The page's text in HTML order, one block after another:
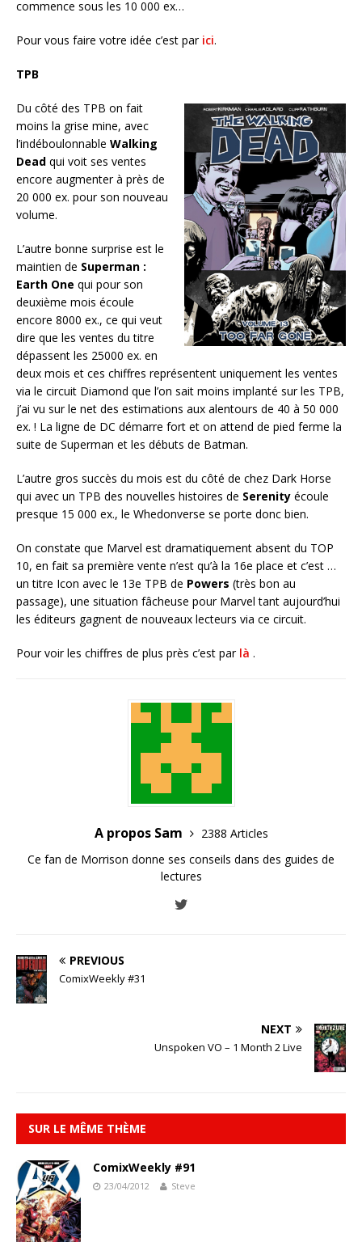
commence sous les 10 000 ex…
Pour vous faire votre idée c’est par ici.
TPB
Du côté des TPB on fait
moins la grise mine, avec
l’indéboulonnable Walking
Dead qui voit ses ventes
encore augmenter à près de
20 000 ex. pour son nouveau
volume.
L’autre bonne surprise est le
maintien de Superman :
Earth One qui pour son
deuxième mois écoule
encore 8000 ex., ce qui veut
dire que les ventes du titre
dépassent les 25000 ex. en
deux mois et ces chiffres représentent uniquement les ventes
via le circuit Diamond que l’on sait moins implanté sur les TPB,
j’ai vu sur le net des estimations aux alentours de 40 à 50 000
ex. ! La ligne de DC démarre fort et on attend de pied ferme la
suite de Superman et les débuts de Batman.
L’autre gros succès du mois est du côté de chez Dark Horse
qui avec un TPB des nouvelles histoires de Serenity écoule
presque 15 000 ex., le Whedonverse se porte donc bien.
On constate que Marvel est dramatiquement absent du TOP
10, en fait sa première vente n’est qu’à la 16e place et c’est …
un titre Icon avec le 13e TPB de Powers (très bon au
passage), une situation fâcheuse pour Marvel tant aujourd’hui
les éditeurs gagnent de nouveaux lecteurs via ce circuit.
Pour voir les chiffres de plus près c’est par là .
A propos Sam
2388 Articles
Ce fan de Morrison donne ses conseils dans des guides de
lectures
PREVIOUS
ComixWeekly #31
NEXT
Unspoken VO – 1 Month 2 Live
SUR LE MÊME THÈME
ComixWeekly #91
23/04/2012 Steve